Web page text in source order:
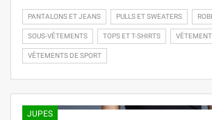
PANTALONS ET JEANS PULLS ET SWEATERS
SOUS-VÊTEMENTS TOPS ET T-SHIRTS
VÊTEMENTS DE SPORT
JUPES